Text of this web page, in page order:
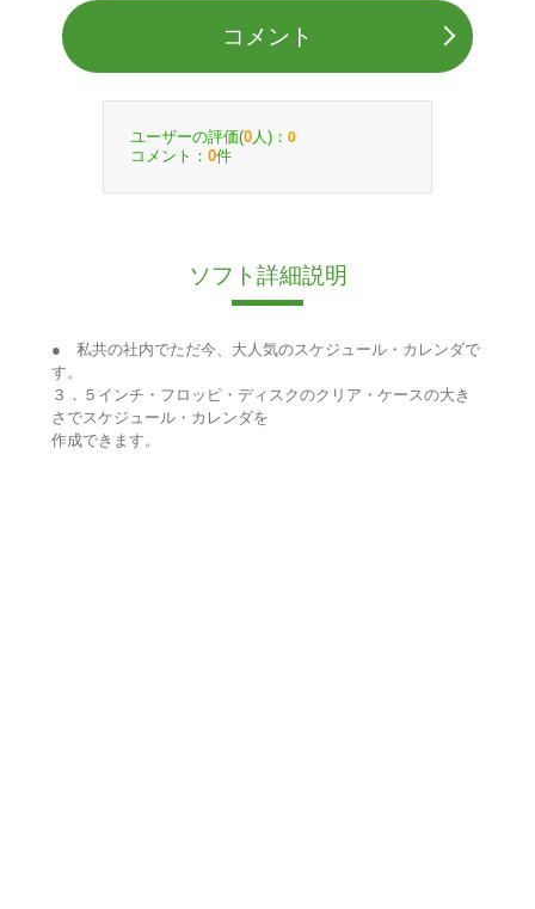
コメント
ユーザーの評価(0 人)： 0
コメント： 0件
ソフト詳細説明
● 私共の社内でただ今、大人気のスケジュール・カレンダで
す。
３．５インチ・フロッピ・ディスクのクリア・ケースの大き
さでスケジュール・カレンダを
作成できます。